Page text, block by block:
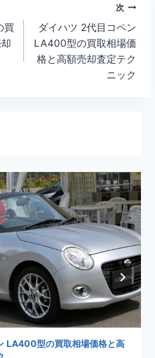
買
次
ダイハツ 2代目コペン
LA400型の買取相場価
格と高額売却査定テク
ニック
LA400型の買取相場価格と高